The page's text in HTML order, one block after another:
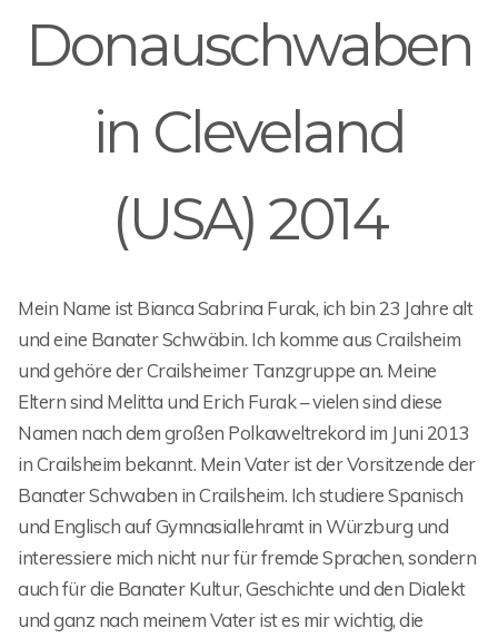
Donauschwaben
in Cleveland
(USA) 2014
Mein Name ist Bianca Sabrina Furak, ich bin 23 Jahre alt
und eine Banater Schwäbin. Ich komme aus Crailsheim
und gehöre der Crailsheimer Tanzgruppe an. Meine
Eltern sind Melitta und Erich Furak – vielen sind diese
Namen nach dem großen Polkaweltrekord im Juni 2013
in Crailsheim bekannt. Mein Vater ist der Vorsitzende der
Banater Schwaben in Crailsheim. Ich studiere Spanisch
und Englisch auf Gymnasiallehramt in Würzburg und
interessiere mich nicht nur für fremde Sprachen, sondern
auch für die Banater Kultur, Geschichte und den Dialekt
und ganz nach meinem Vater ist es mir wichtig, die